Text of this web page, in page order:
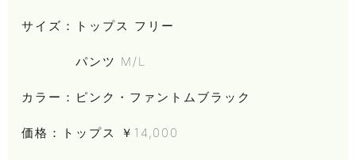
サイズ：トップス フリー
パンツ M/L
カラー：ピンク・ファントムブラック
価格：トップス ￥14,000